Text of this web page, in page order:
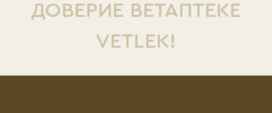
ДОВЕРИЕ ВЕТАПТЕКЕ
VETLEK!